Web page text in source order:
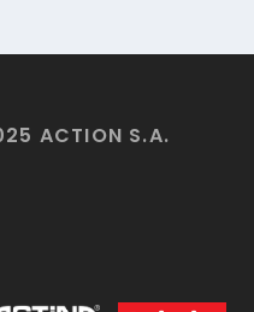
ACTION S.A.